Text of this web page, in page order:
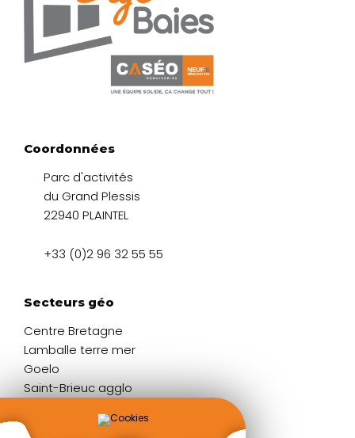
Coordonnées
Parc d'activités
du Grand Plessis
22940 PLAINTEL
+33 (0)2 96 32 55 55
Secteurs géo
Centre Bretagne
Lamballe terre mer
Goelo
Saint-Brieuc agglo